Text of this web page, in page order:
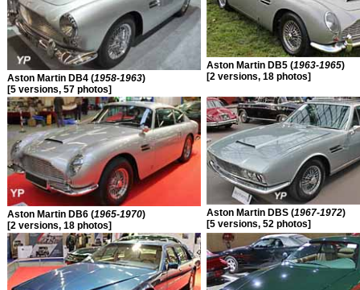
Aston Martin DB4 (1958-1963)
[5 versions, 57 photos]
Aston Martin DB5 (1963-1965)
[2 versions, 18 photos]
Aston Martin DB6 (1965-1970)
[2 versions, 18 photos]
Aston Martin DBS (1967-1972)
[5 versions, 52 photos]